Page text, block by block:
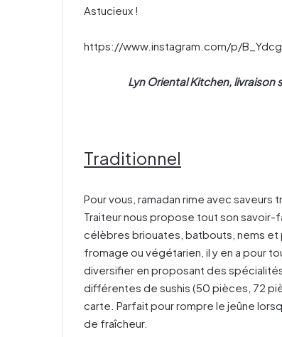
Astucieux !
https://www.instagram.com/p/
Lyn Oriental Kitchen, livraison
Traditionnel
Pour vous, ramadan rime avec saveurs
Traiteur nous propose tout son
célèbres briouates, batbouts, nems et
fromage ou végétarien, il y en a pour
diversifier en proposant des
différentes de sushis (50 pièces, 72
carte. Parfait pour rompre le jeûne
de fraîcheur.